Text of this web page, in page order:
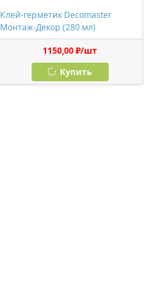
Клей-герметик Decomaster
Монтаж-Декор (280 мл)
1150,00 ₽/шт
Купить